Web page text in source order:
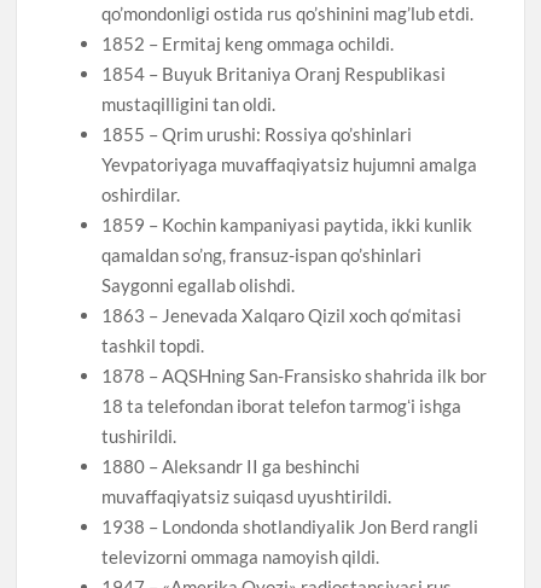
qo’mondonligi ostida rus qo’shinini mag’lub etdi.
1852 – Ermitaj keng ommaga ochildi.
1854 – Buyuk Britaniya Oranj Respublikasi
mustaqilligini tan oldi.
1855 – Qrim urushi: Rossiya qo’shinlari
Yevpatoriyaga muvaffaqiyatsiz hujumni amalga
oshirdilar.
1859 – Kochin kampaniyasi paytida, ikki kunlik
qamaldan so’ng, fransuz-ispan qo’shinlari
Saygonni egallab olishdi.
1863 – Jenevada Xalqaro Qizil xoch qo‘mitasi
tashkil topdi.
1878 – AQSHning San-Fransisko shahrida ilk bor
18 ta telefondan iborat telefon tarmogʻi ishga
tushirildi.
1880 – Aleksandr II ga beshinchi
muvaffaqiyatsiz suiqasd uyushtirildi.
1938 – Londonda shotlandiyalik Jon Berd rangli
televizorni ommaga namoyish qildi.